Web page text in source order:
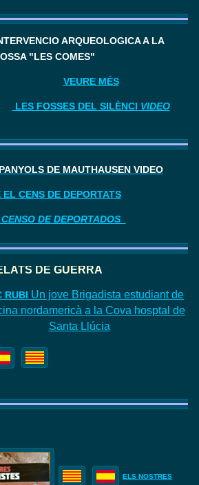
ARQUEOLÒGICA A LA
"LES COMES"
VEURE MÉS
LES FOSSES DEL SILÈNCI VIDEO
DE MAUTHAUSEN VIDEO
EL CENS DE DEPORTATS
DE DEPORTADOS
DE GUERRA
RUBI Un jove Brigadista estudiant de
nordamericà a la Cova hosptal de
Santa Llúcia
ELS NOSTRES